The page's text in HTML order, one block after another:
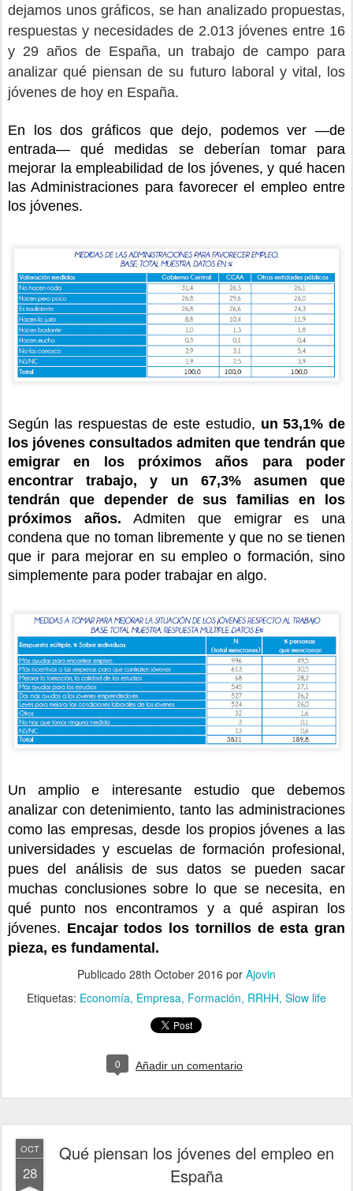
dejamos unos gráficos, se han analizado propuestas,
respuestas y necesidades de 2.013 jóvenes entre 16
y 29 años de España, un trabajo de campo para
analizar qué piensan de su futuro laboral y vital, los
jóvenes de hoy en España.
En los dos gráficos que dejo, podemos ver —de
entrada— qué medidas se deberían tomar para
mejorar la empleabilidad de los jóvenes, y qué hacen
las Administraciones para favorecer el empleo entre
los jóvenes.
Según las respuestas de este estudio, un 53,1% de
los jóvenes consultados admiten que tendrán que
emigrar en los próximos años para poder
encontrar trabajo, y un 67,3% asumen que
tendrán que depender de sus familias en los
próximos años.Admiten que emigrar es una
condena que no toman libremente y que no se tienen
que ir para mejorar en su empleo o formación, sino
simplemente para poder trabajar en algo.
Un amplio e interesante estudio que debemos
analizar con detenimiento, tanto las administraciones
como las empresas, desde los propios jóvenes a las
universidades y escuelas de formación profesional,
pues del análisis de sus datos se pueden sacar
muchas conclusiones sobre lo que se necesita, en
qué punto nos encontramos y a qué aspiran los
jóvenes. Encajar todos los tornillos de esta gran
pieza, es fundamental.
Publicado 28th October 2016 por Ajovin
Etiquetas: Economía Empresa Formación RRHH Slow life
0 Añadir un comentario
OCT
28
Qué piensan los jóvenes del empleo en
España